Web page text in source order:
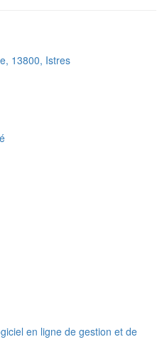
13800, Istres
en ligne de gestion et de